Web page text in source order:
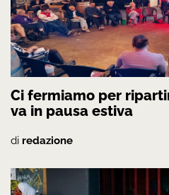
Ci fermiamo per
va in pausa estiva
di redazione